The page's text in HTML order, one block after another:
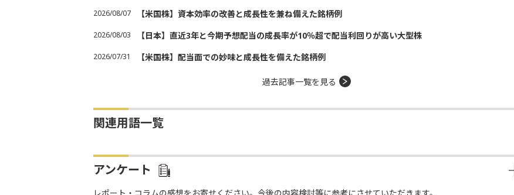
2026/08/07 【米国株】資本効率の改善と成長性を兼ね備えた銘柄例
2026/08/03 【日本】直近3年と今期予想配当の成長率が10％超で配当利回りが高い大型株
2026/07/31 【米国株】配当面での妙味と成長性を備えた銘柄例
過去記事一覧を見る
関連用語一覧
アンケート
レポート・コラムの感想をお寄せください。今後の内容検討等に参考にさせていただきます。